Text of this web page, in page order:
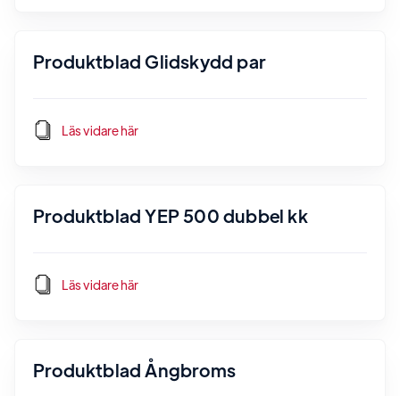
Produktblad Glidskydd par
Läs vidare här
Produktblad YEP 500 dubbel kk
Läs vidare här
Produktblad Ångbroms